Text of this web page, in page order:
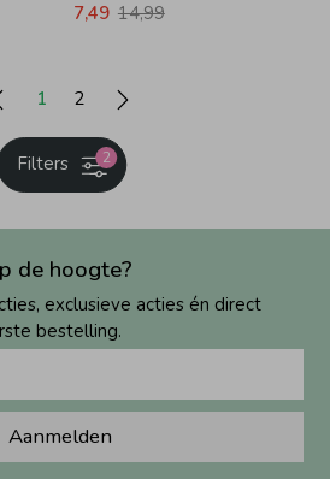
7,49 14,99
1 2
2
Filters
de hoogte?
exclusieve acties én direct
bestelling.
Aanmelden